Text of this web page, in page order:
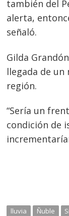
también del
alerta,
señaló.
Gilda
llegada de un
región.
“Sería un
condición de
lluvia Ñuble